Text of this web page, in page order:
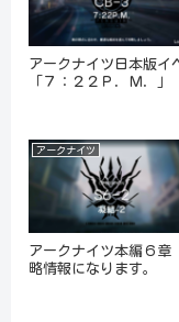
アークナイツ日本版
「７：２２Ｐ．Ｍ．
アークナイツ
アークナイツ本編６
略情報になります。